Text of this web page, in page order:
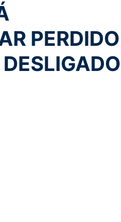
PERDIDO